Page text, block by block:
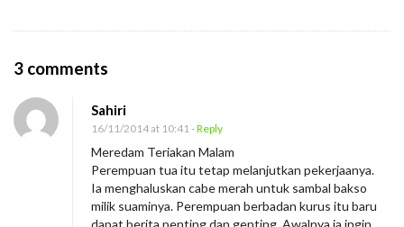
3 comments
H
d
u
p
Sahiri
16/11/2014 at 10:41- Reply
Meredam Teriakan Malam
Perempuan tua itu tetap melanjutkan pekerjaanya.
Ia menghaluskan cabe merah untuk sambal bakso
milik suaminya. Perempuan berbadan kurus itu baru